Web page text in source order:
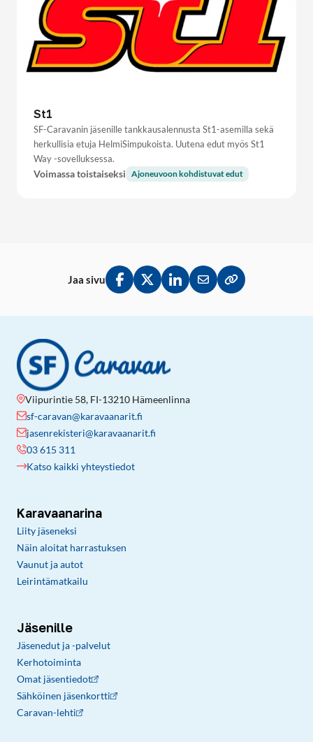
St1
SF-Caravanin jäsenille tankkausalennusta St1-asemilla sekä
herkullisia etuja HelmiSimpukoista. Uutena edut myös St1
Way -sovelluksessa.
Voimassa toistaiseksi Ajoneuvoon kohdistuvat edut
Jaa sivu
Jaa Facebookissa
Jaa Twitterissä
Jaa LinkedInissä
Jaa sähköpostitse
Kopioi linkki
Viipurintie 58, FI-13210 Hämeenlinna
sf-caravan@karavaanarit.fi
jasenrekisteri@karavaanarit.fi
03 615 311
Katso kaikki yhteystiedot
Karavaanarina
Liity jäseneksi
Näin aloitat harrastuksen
Vaunut ja autot
Leirintämatkailu
Jäsenille
Jäsenedut ja -palvelut
Kerhotoiminta
Omat jäsentiedot
Sähköinen jäsenkortti
Caravan-lehti